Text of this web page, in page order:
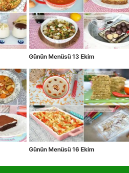
Günün Menüsü 13 Ekim
Günün Menüsü 16 Ekim